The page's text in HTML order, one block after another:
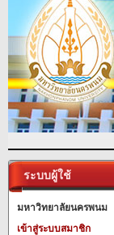
ระบบผู้ใช้
มหาวิทยาลัยนครพนม
เข้าสู่ระบบสมาชิก